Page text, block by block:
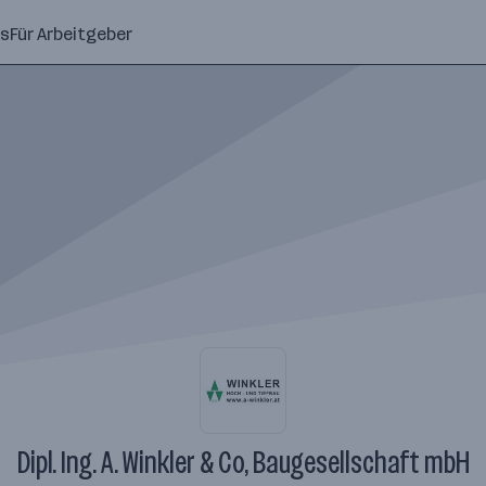
Für Arbeitgeber
Dipl. Ing. A. Winkler & Co, Baugesellschaft mbH